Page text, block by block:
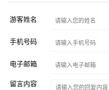
游客姓名
手机号码
电子邮箱
留言内容